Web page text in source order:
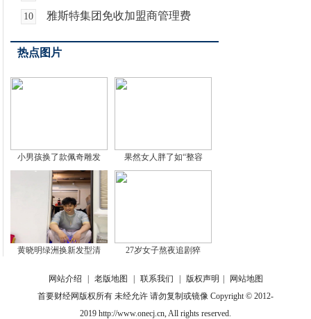
10 雅斯特集团免收加盟商管理费
热点图片
小男孩换了款佩奇雕发 果然女人胖了如“整容
黄晓明绿洲换新发型清 27岁女子熬夜追剧猝
网站介绍 老版地图 联系我们 版权声明
网站地图
首要财经网版权所有 未经允许 请勿复制或镜像 Copyright © 2012-
2019 http://www.onecj.cn, All rights reserved.